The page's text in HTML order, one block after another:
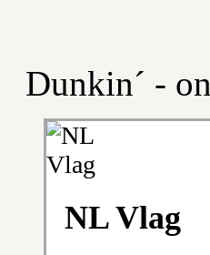
Dunkin´ -
NL Vlag